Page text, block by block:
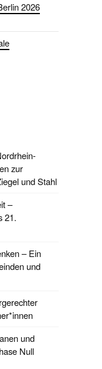
2026
zur
und Stahl
–
21.
– Ein
und
und
Null